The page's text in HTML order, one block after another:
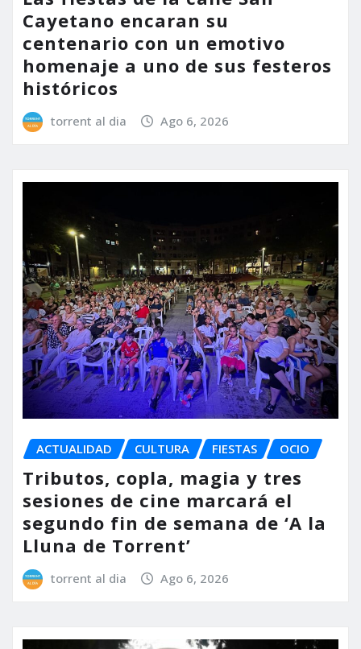
Cayetano encaran su
centenario con un emotivo
homenaje a uno de sus festeros
históricos
torrent al dia Ago 6, 2026
ACTUALIDAD CULTURA FIESTAS OCIO
Tributos, copla, magia y tres
sesiones de cine marcará el
segundo fin de semana de ‘A la
Lluna de Torrent’
torrent al dia Ago 6, 2026